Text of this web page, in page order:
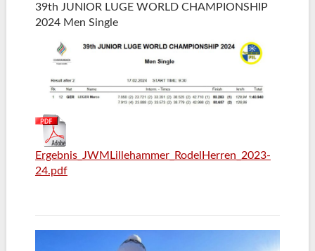
39th JUNIOR LUGE WORLD CHAMPIONSHIP
2024 Men Single
Ergebnis_JWMLillehammer_RodelHerren_2023-
24.pdf